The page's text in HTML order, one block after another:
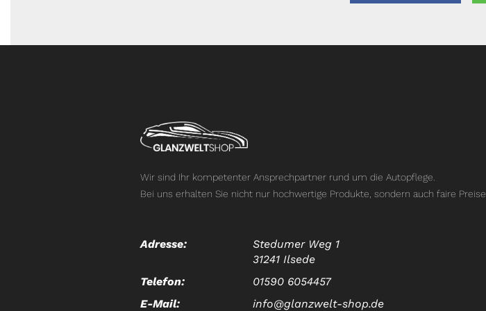
Wir sind Ihr kompetenter Ansprechpartner rund um die Autopflege.
Bei uns erhalten Sie nicht nur hochwertige Produkte, sondern auch faire Preise.
Adresse:
Stedumer Weg 1
31241 Ilsede
Telefon:
01590 6054457
E-Mail:
info@glanzwelt-shop.de